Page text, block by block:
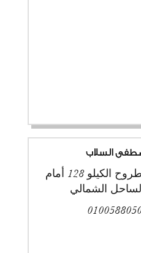
السلاب
طريق الاسكندريه مطروح الكيلو 128 أمام
الشمالي